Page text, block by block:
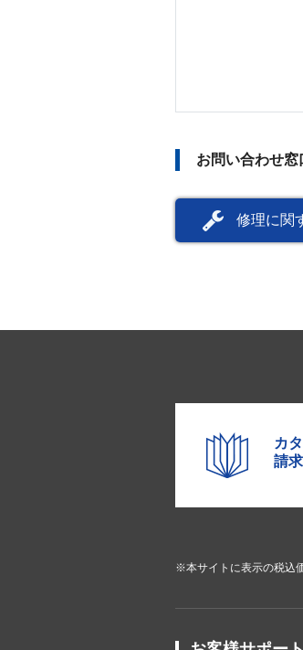
お問い合わせ窓
修理に関
カ
請
※本サイトに表示の税込